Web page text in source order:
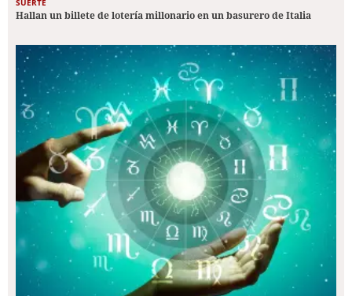
SUERTE
Hallan un billete de lotería millonario en un basurero de Italia